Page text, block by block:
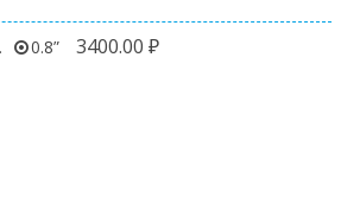
0.8 3400.00 ₽